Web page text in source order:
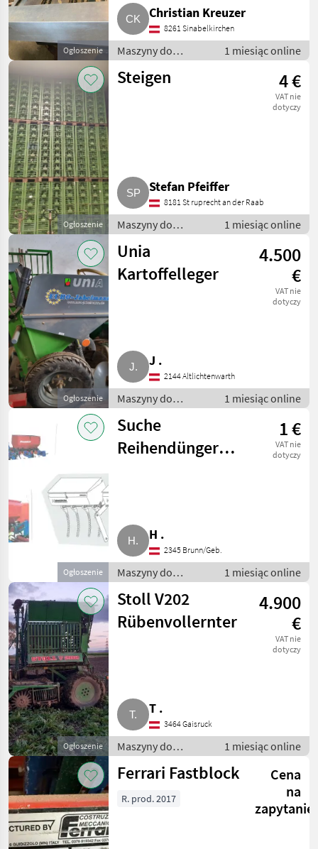
Ogłoszenie
Christian Kreuzer
8261 Sinabelkirchen
Maszyny do
warzywnictwa /
Inne maszyny do
1 miesiąc online
Ogłoszenie
Steigen 4 €
VAT nie
dotyczy
Stefan Pfeiffer
8181 St ruprecht an der Raab
Maszyny do
warzywnictwa /
Inne maszyny do
warzywnictwa
1 miesiąc online
Ogłoszenie
Unia
Kartoffelleger
4.500
€
VAT nie
dotyczy
J .
2144 Altlichtenwarth
Maszyny do
warzywnictwa /
Inne maszyny do
warzywnictwa
1 miesiąc online
Ogłoszenie
Suche
Reihendüngerstreuer
1 €
VAT nie
dotyczy
H .
2345 Brunn/Geb.
Maszyny do
warzywnictwa /
Inne maszyny do
warzywnictwa
1 miesiąc online
Ogłoszenie
Stoll V202
Rübenvollernter
4.900
€
VAT nie
dotyczy
T .
3464 Gaisruck
Maszyny do
warzywnictwa /
Inne maszyny do
1 miesiąc online
Ferrari Fastblock
Cena
na
zapytanie
R. prod. 2017